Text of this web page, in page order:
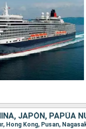
JAPÓN, PAPÚA
Hong Kong, Pusan,